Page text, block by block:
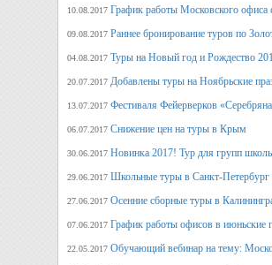
10.08.2017 График работы Московского офиса
09.08.2017 Раннее бронирование туров по
04.08.2017 Туры на Новый год и Рождество
20.07.2017 Добавлены туры на Ноябрьские
13.07.2017 Фестиваля Фейерверков
06.07.2017 Снижение цен на туры в Крым
30.06.2017 Новинка 2017! Тур для групп
29.06.2017 Школьные туры в Санкт-Петербург
27.06.2017 Осенние сборные туры в
07.06.2017 График работы офисов в июньские
22.05.2017 Обучающий вебинар на тему: